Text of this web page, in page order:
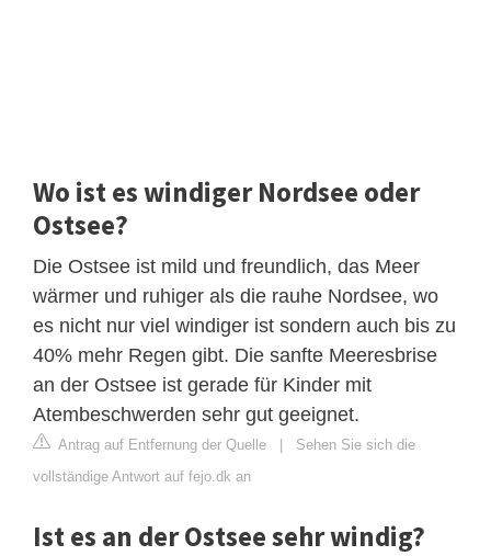
Wo ist es windiger Nordsee oder
Ostsee?
Die Ostsee ist mild und freundlich, das Meer
wärmer und ruhiger als die rauhe Nordsee, wo
es nicht nur viel windiger ist sondern auch bis zu
40% mehr Regen gibt. Die sanfte Meeresbrise
an der Ostsee ist gerade für Kinder mit
Atembeschwerden sehr gut geeignet.
Antrag auf Entfernung der Quelle
Sehen Sie sich die
vollständige Antwort auf fejo.dk an
Ist es an der Ostsee sehr windig?